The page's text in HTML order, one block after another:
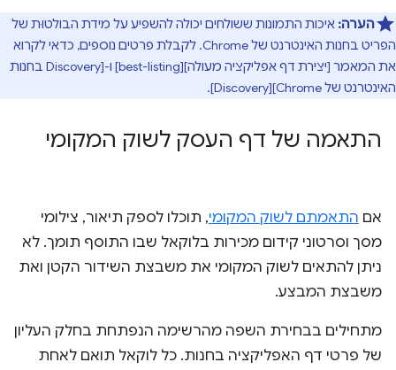
הערה: איכות התמונות ששולחים יכולה להשפיע על מידת הבולטוּת של
הפריט בחנות האינטרנט של Chrome. לקבלת פרטים נוספים, כדאי לקרוא
את המאמר [יצירת דף אפליקציה מעולה][best-listing] ו-[Discovery בחנות
האינטרנט של Chrome][Discovery].
התאמה של דף העסק לשוק המקומי
אם התאמתם לשוק המקומי, תוכלו לספק תיאור, צילומי
מסך וסרטוני קידום מכירות בלוקאל שבו התוסף תומך. לא
ניתן להתאים לשוק המקומי את משבצת השידור הקטן ואת
משבצת המבצע.
מתחילים בבחירת השפה מהרשימה הנפתחת בחלק העליון
של פרטי דף האפליקציה בחנות. כל לוקאל תואם לאחת